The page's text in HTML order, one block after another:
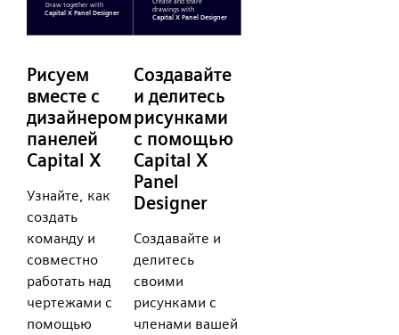
Рисуем
вместе с
дизайнером
панелей
Capital X
Узнайте, как
создать
команду и
совместно
работать над
чертежами с
помощью
Создавайте
и делитесь
рисунками
с помощью
Capital X
Panel
Designer
Создавайте и
делитесь
своими
рисунками с
членами вашей